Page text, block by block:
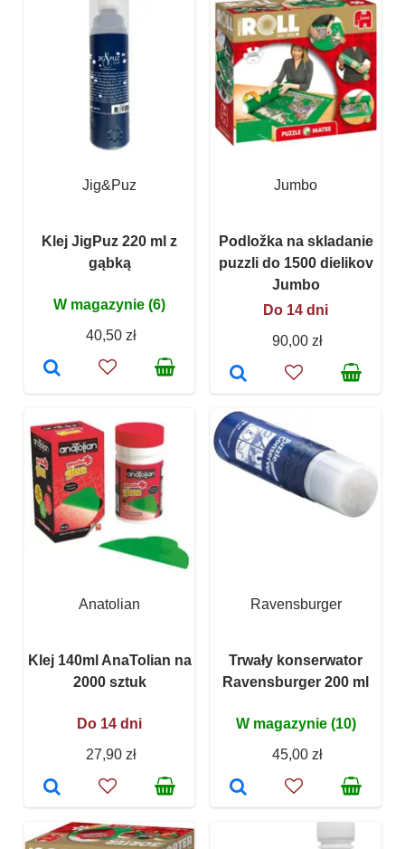
Jig&Puz
Klej JigPuz 220 ml z
gąbką
W magazynie (6)
40,50 zł
Jumbo
Podložka na skladanie
puzzli do 1500 dielikov
Jumbo
Do 14 dni
90,00 zł
Anatolian
Klej 140ml AnaTolian na
2000 sztuk
Do 14 dni
27,90 zł
Ravensburger
Trwały konserwator
Ravensburger 200 ml
W magazynie (10)
45,00 zł